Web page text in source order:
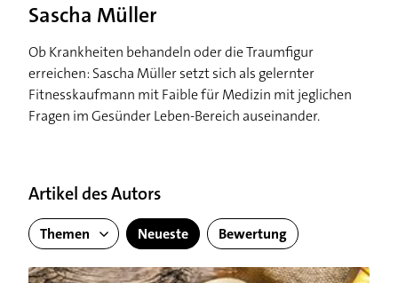
Sascha Müller
Ob Krankheiten behandeln oder die Traumfigur
erreichen: Sascha Müller setzt sich als gelernter
Fitnesskaufmann mit Faible für Medizin mit jeglichen
Fragen im Gesünder Leben-Bereich auseinander.
Artikel des Autors
Themen Neueste Bewertung
Darum ist der Apfel gesund: 9 gute Gründe für das leckere